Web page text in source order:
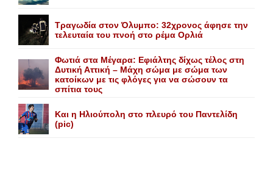
Τραγωδία στον Όλυμπο: 32χρονος άφησε την
τελευταία του πνοή στο ρέμα Ορλιά
Φωτιά στα Μέγαρα: Εφιάλτης δίχως τέλος στη
Δυτική Αττική – Μάχη σώμα με σώμα των
κατοίκων με τις φλόγες για να σώσουν τα
σπίτια τους
Και η Ηλιούπολη στο πλευρό του Παντελίδη
(pic)